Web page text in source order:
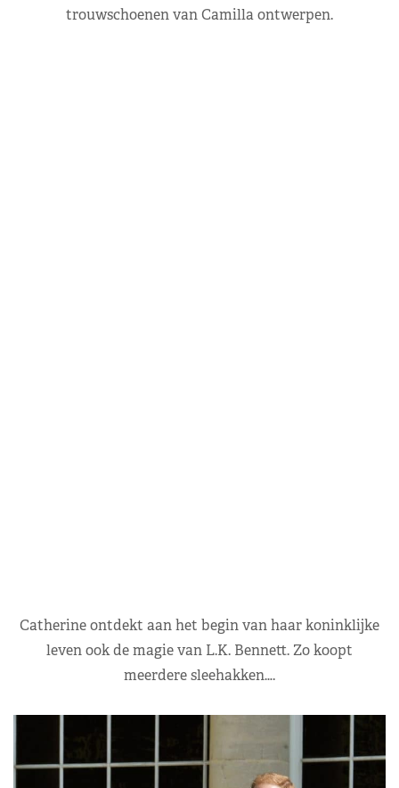
trouwschoenen van Camilla ontwerpen.
Catherine ontdekt aan het begin van haar koninklijke
leven ook de magie van L.K. Bennett. Zo koopt
meerdere sleehakken….